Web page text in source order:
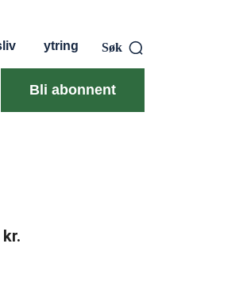
ytring Søk
Bli abonnent